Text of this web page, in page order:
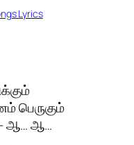
Lyrics
பெருகும்
ஆ… ஆ…